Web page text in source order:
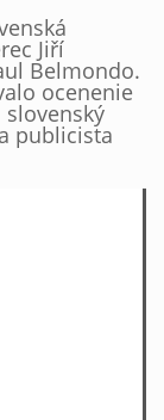
Jiří
Belmondo.
ocenenie
publicista